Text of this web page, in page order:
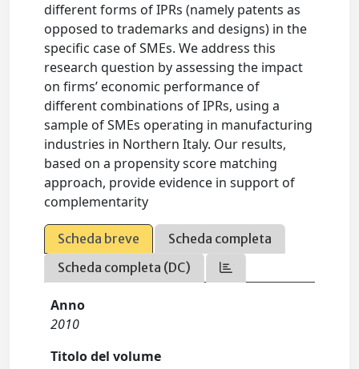
different forms of IPRs (namely patents as
opposed to trademarks and designs) in the
specific case of SMEs. We address this
research question by assessing the impact
on firms’ economic performance of
different combinations of IPRs, using a
sample of SMEs operating in manufacturing
industries in Northern Italy. Our results,
based on a propensity score matching
approach, provide evidence in support of
complementarity
Scheda breve
Scheda completa
Scheda completa (DC)
Anno
2010
Titolo del volume